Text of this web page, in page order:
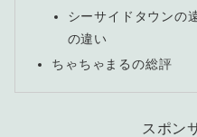
シーサイドタウンの
の違い
ちゃちゃまるの総評
スポン